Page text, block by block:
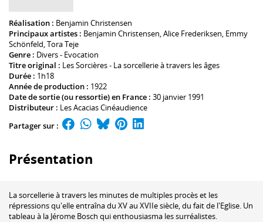
Réalisation : Benjamin Christensen
Principaux artistes : Benjamin Christensen,Alice Frederiksen, Emmy
Schönfeld,Tora Teje
Genre : Divers - Evocation
Titre original : Les Sorcières - La sorcellerie à travers les âges
Durée : 1h18
Année de production : 1922
Date de sortie (ou ressortie) en France : 30 janvier 1991
Distributeur : Les Acacias Cinéaudience
Partager sur :
Présentation
La sorcellerie à travers les minutes de multiples procès et les
répressions qu'elle entraîna du XV au XVIIe siècle, du fait de l'Eglise. Un
tableau à la Jérome Bosch qui enthousiasma les surréalistes.